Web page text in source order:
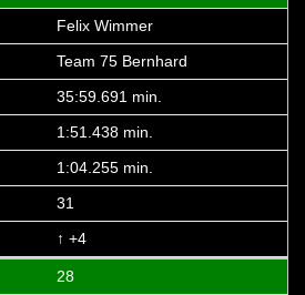
Felix Wimmer
Team 75 Bernhard
35:59.691 min.
1:51.438 min.
1:04.255 min.
31
↑ +4
28